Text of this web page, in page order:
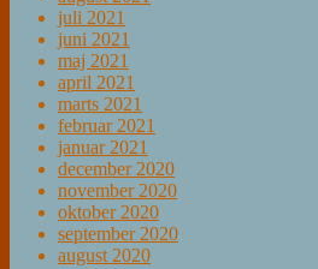
juli 2021
juni 2021
maj 2021
april 2021
marts 2021
februar 2021
januar 2021
december 2020
november 2020
oktober 2020
september 2020
august 2020